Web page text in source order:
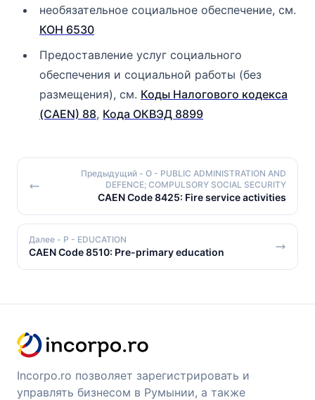
необязательное социальное обеспечение, см.
КОН 6530
Предоставление услуг социального
обеспечения и социальной работы (без
размещения), см. Коды Налогового кодекса
(CAEN) 88, Кода ОКВЭД 8899
Предыдущий - O - PUBLIC ADMINISTRATION AND
DEFENCE; COMPULSORY SOCIAL SECURITY
CAEN Code 8425: Fire service activities
Далее - P - EDUCATION
CAEN Code 8510: Pre-primary education
Incorpo.ro позволяет зарегистрировать и
управлять бизнесом в Румынии, а также